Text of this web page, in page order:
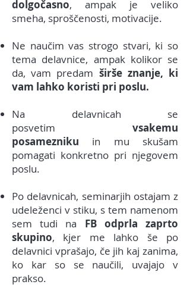
dolgočasno, ampak je veliko
smeha, sproščenosti, motivacije.
Ne naučim vas strogo stvari, ki so
tema delavnice, ampak kolikor se
da, vam predam širše znanje, ki
vam lahko koristi pri poslu.
Na delavnicah se
posvetim vsakemu
posamezniku in mu skušam
pomagati konkretno pri njegovem
poslu.
Po delavnicah, seminarjih ostajam z
udeleženci v stiku, s tem namenom
sem tudi na FB odprla zaprto
skupino, kjer me lahko še po
delavnici vprašajo, če jih kaj zanima,
ko kar so se naučili, uvajajo v
prakso.